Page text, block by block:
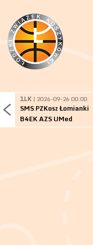
1LK | 2026-09-26 00:00
SMS PZKosz Łomianki
B4EK AZS UMed